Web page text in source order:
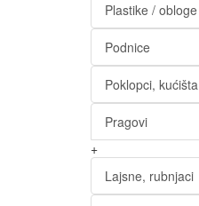
Plastike / obloge
Podnice
Poklopci, kućišta
Pragovi
+
Lajsne, rubnjaci